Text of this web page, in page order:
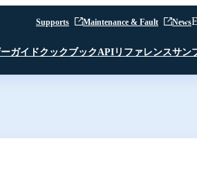
Supports Maintenance & Fault News
ガイド
Android SDK
クックブック
Room API ／
APIリファレンス
Unity SDK
サン
SDK Python